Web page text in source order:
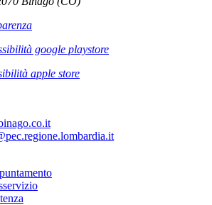
google playstore
apple store